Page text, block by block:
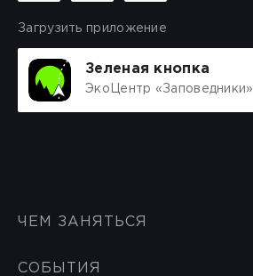
Загрузить приложение
Зеленая кнопка
ЭкоЦентр «Заповедники»
ЧЕМ ЗАНЯТЬСЯ
СОБЫТИЯ